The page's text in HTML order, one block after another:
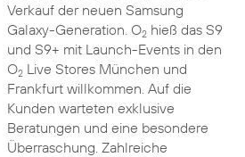
Verkauf der neuen Samsung
Galaxy-Generation. O2hieß das S9
und S9+ mit Launch-Events in den
O2Live Stores München und
Frankfurt willkommen. Auf die
Kunden warteten exklusive
Beratungen und eine besondere
Überraschung. Zahlreiche